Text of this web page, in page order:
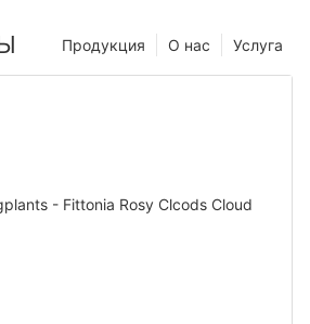
Услуга
О нас
Продукция